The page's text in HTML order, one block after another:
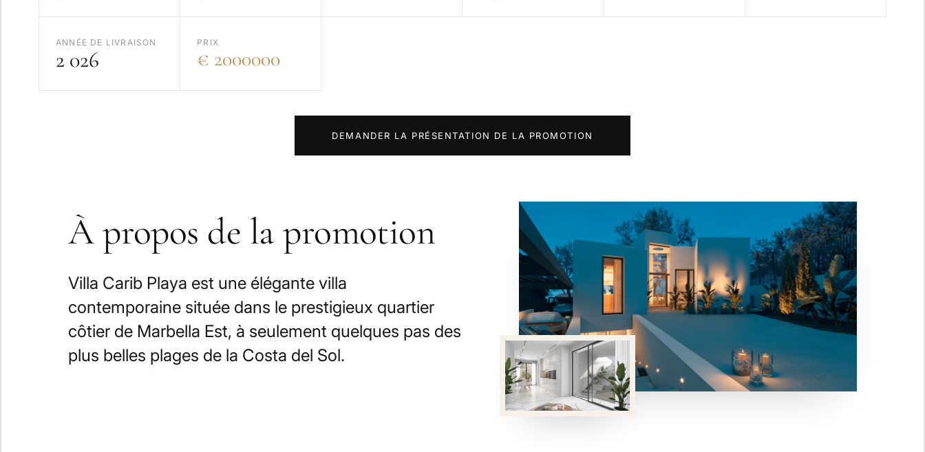
ANNÉE DE LIVRAISON
2 026
PRIX
€ 2000000
DEMANDER LA PRÉSENTATION DE LA PROMOTION
À propos de la promotion
Villa Carib Playa est une élégante villa
contemporaine située dans le prestigieux quartier
côtier de Marbella Est, à seulement quelques pas des
plus belles plages de la Costa del Sol.